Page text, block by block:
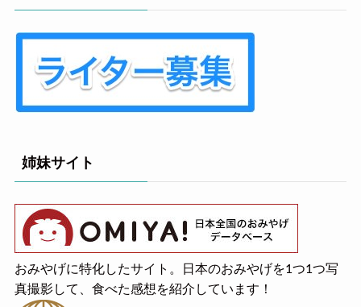
姉妹サイト
おみやげに特化したサイト。日本のおみやげを1つ1つ写
真撮影して、食べた感想を紹介しています！